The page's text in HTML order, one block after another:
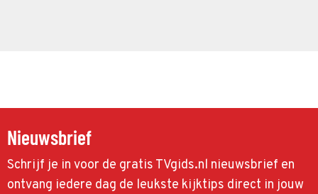
Nieuwsbrief
Schrijf je in voor de gratis TVgids.nl nieuwsbrief en
ontvang iedere dag de leukste kijktips direct in jouw